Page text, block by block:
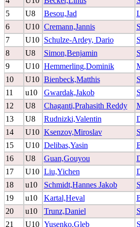
5
U8 Besou,Jad
6
U10 Cremann,Jannis
7
U10 Schulze-Ardey, Dario
8
U8 Simon,Benjamin
9
U10 Hemmerling,Dominik
10
U10 Bienbeck,Matthis
11
u10 Gwardak,Jakob
12
U8 Chaganti,Prahasith Reddy
13
U8 Rudnizki,Valentin
14
U10 Ksenzov,Miroslav
15
U10 Delibas,Yasin
16
U8 Guan,Gouyou
17
U10 Liu,Yichen
18
u10 Schmidt,Hannes Jakob
19
u10 Kartal,Heval
20
u10 Trunz,Daniel
21
U10 Yusenko,Gleb